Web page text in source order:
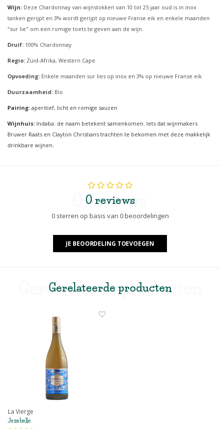
Wijn: Deze Chardonnay van wijnstokken van 10 tot 25 jaar oud is in inox
tanken gerijpt en 3% wordt gerijpt op nieuwe Franse eik en enkele maanden
"sur lie" om een romige toets te geven aan de wijn.
Druif: 100% Chardonnay
Regio: Zuid-Afrika, Western Cape
Opvoeding: Enkele maanden sur lies op inox en 3% op nieuwe Franse eik
Duurzaamheid: Bio
Pairing: aperitief, licht en romige sauzen
Wijnhuis: Indaba: de naam betekent samenkomen. Iets dat wijnmakers
Bruwer Raats en Clayton Christians trachten te bekomen met deze makkelijk
drinkbare wijnen.
0 reviews
0 reviews
0 sterren op basis van 0 beoordelingen
JE BEOORDELING TOEVOEGEN
Gerelateerde producten
Gerelateerde producten
La Vierge
Jezebelle